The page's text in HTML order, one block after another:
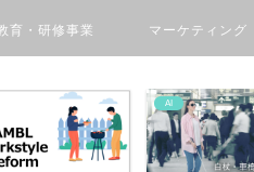
育・研修事業 マーケティング
AI